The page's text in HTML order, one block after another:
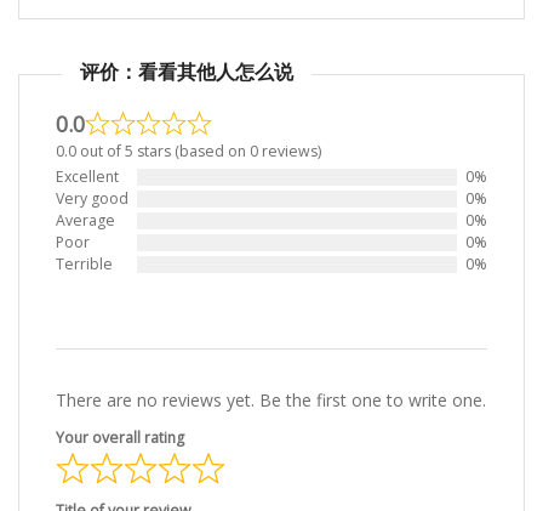
评价：看看其他人怎么说
0.0
0.0 out of 5 stars (based on 0 reviews)
Excellent
0%
Very good
0%
Average
0%
Poor
0%
Terrible
0%
There are no reviews yet. Be the first one to write one.
Your overall rating